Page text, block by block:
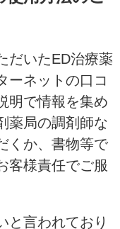
だいたED治療薬
ーネットの口コ
明で情報を集め
薬局の調剤師な
くか、書物等で
客様責任でご服
と言われており